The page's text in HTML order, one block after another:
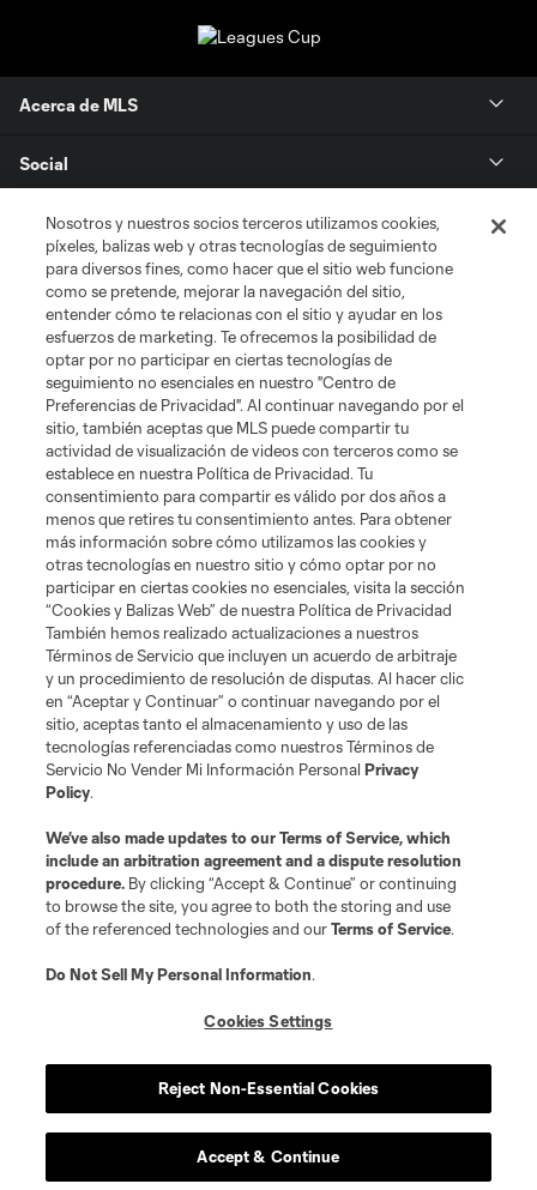
Acerca de MLS
Social
Tienda
Club Sites
Términos de servicio Política de privacidad
No vender mi información
Cookies Settings
©2026 MLS. El nombre y escudo de la Major League Soccer y MLS son
marcas registradas de League Soccer, L.L.C. (“MLS”). Los nombres y logos
de los equipos de la MLS están registrados y son marcas bajo ley común
de la MLS o son usadas con el permiso de sus propietarios. Uso
desautorizado está prohibido.
Nosotros y nuestros socios terceros utilizamos cookies,
píxeles, balizas web y otras tecnologías de seguimiento
para diversos fines, como hacer que el sitio web funcione
como se pretende, mejorar la navegación del sitio,
entender cómo te relacionas con el sitio y ayudar en los
esfuerzos de marketing. Te ofrecemos la posibilidad de
optar por no participar en ciertas tecnologías de
seguimiento no esenciales en nuestro "Centro de
Preferencias de Privacidad". Al continuar navegando por el
sitio, también aceptas que MLS puede compartir tu
actividad de visualización de videos con terceros como se
establece en nuestra Política de Privacidad. Tu
consentimiento para compartir es válido por dos años a
menos que retires tu consentimiento antes. Para obtener
más información sobre cómo utilizamos las cookies y
otras tecnologías en nuestro sitio y cómo optar por no
participar en ciertas cookies no esenciales, visita la sección
“Cookies y Balizas Web” de nuestra Política de Privacidad
También hemos realizado actualizaciones a nuestros
Términos de Servicio que incluyen un acuerdo de arbitraje
y un procedimiento de resolución de disputas. Al hacer clic
en “Aceptar y Continuar” o continuar navegando por el
sitio, aceptas tanto el almacenamiento y uso de las
tecnologías referenciadas como nuestros Términos de
Servicio No Vender Mi Información PersonalPrivacy
Policy.
We’ve also made updates to ourTerms of Service, which
include an arbitration agreement and a dispute resolution
procedure. By clicking “Accept & Continue” or continuing
to browse the site, you agree to both the storing and use
of the referenced technologies and ourTerms of Service.
Do Not Sell My Personal Information.
Cookies Settings
Reject Non-Essential Cookies
Accept & Continue